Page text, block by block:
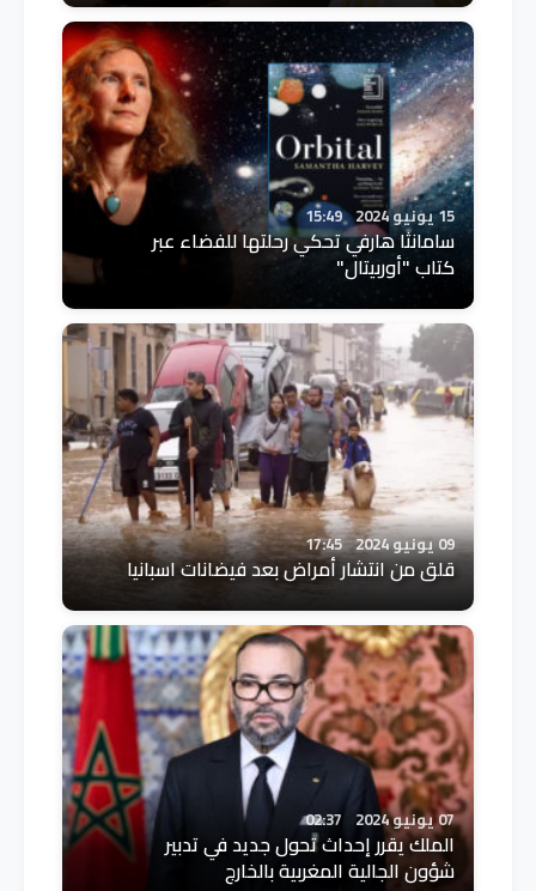
15 يونيو 2024 15:49
سامانثا هارفي تحكي رحلتها للفضاء عبر
كتاب "أوربيتال"
09 يونيو 2024 17:45
قلق من انتشار أمراض بعد فيضانات اسبانيا
07 يونيو 2024 02:37
الملك يقرر إحداث تحول جديد في تدبير
شؤون الجالية المغربية بالخارج